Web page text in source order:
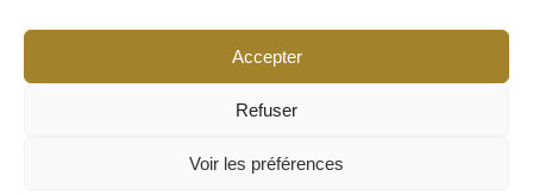
Accepter
Refuser
Voir les préférences